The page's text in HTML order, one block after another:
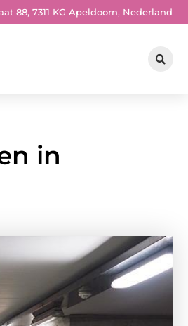
88, 7311 KG Apeldoorn, Nederland
in